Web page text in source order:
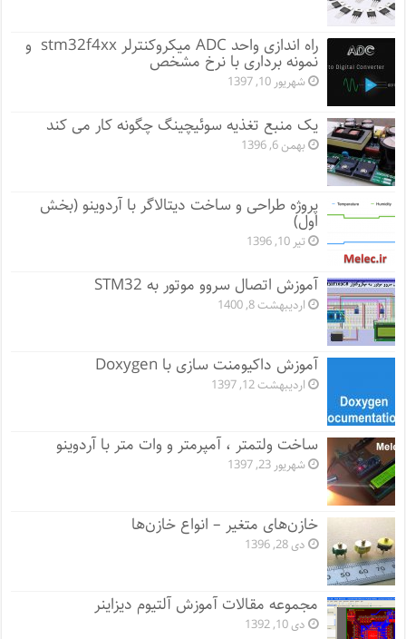
راه اندازی واحد ADC میکروکنترلر stm32f4xx و
نمونه برداری با نرخ مشخص
شهریور 10, 1397
یک منبع تغذیه سوئیچینگ چگونه کار می کند
بهمن 6, 1396
پروژه طراحی و ساخت دیتالاگر با آردوینو (بخش
اول)
تیر 10, 1396
آموزش اتصال سروو موتور به STM32
اردیبهشت 8, 1400
آموزش داکیومنت سازی با Doxygen
اردیبهشت 12, 1397
ساخت ولتمتر ، آمپرمتر و وات متر با آردوینو
شهریور 23, 1397
خازن‌های متغیر – انواع خازن‌ها
دی 28, 1396
مجموعه مقالات آموزش آلتیوم دیزاینر
دی 10, 1392